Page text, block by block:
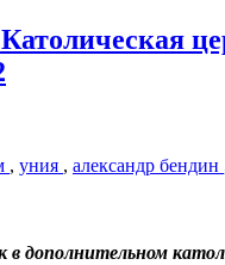
, уния , александр бендин
в дополнительном